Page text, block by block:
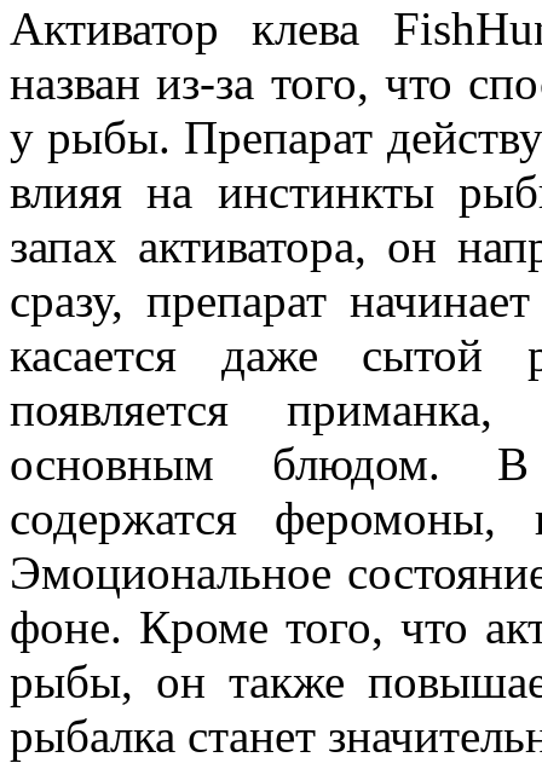
Активатор клева
назван из-за того, что
у рыбы. Препарат
влияя на инстинкты
запах активатора, он
сразу, препарат
касается даже
появляется
основным блюдом. В
содержатся
Эмоциональное
фоне. Кроме того, что
рыбы, он также
рыбалка станет